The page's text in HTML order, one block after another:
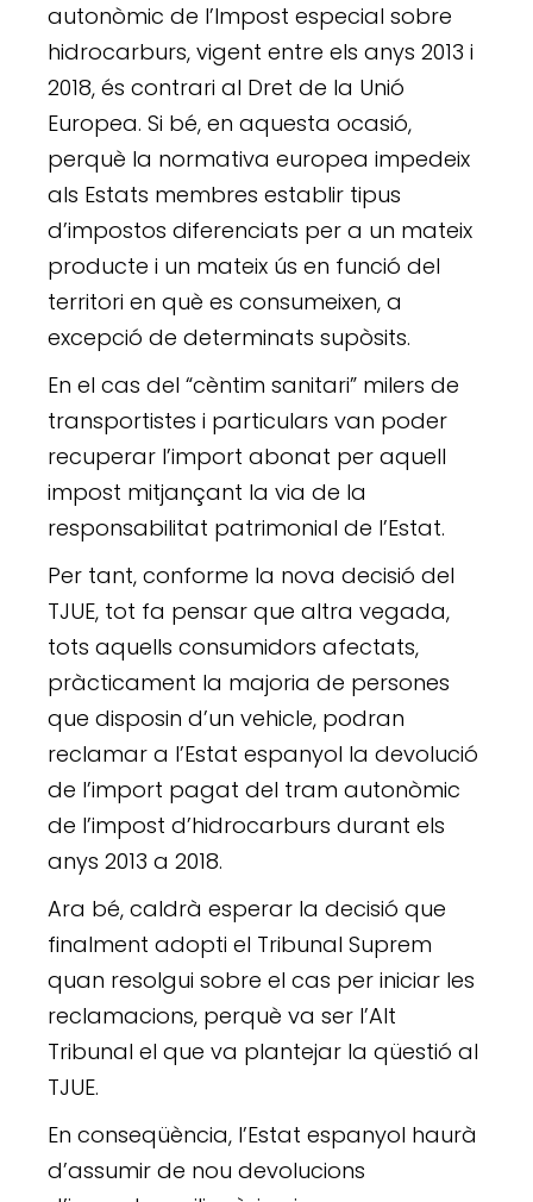
autonòmic de l’Impost especial sobre
hidrocarburs, vigent entre els anys 2013 i
2018, és contrari al Dret de la Unió
Europea. Si bé, en aquesta ocasió,
perquè la normativa europea impedeix
als Estats membres establir tipus
d’impostos diferenciats per a un mateix
producte i un mateix ús en funció del
territori en què es consumeixen, a
excepció de determinats supòsits.
En el cas del “cèntim sanitari” milers de
transportistes i particulars van poder
recuperar l’import abonat per aquell
impost mitjançant la via de la
responsabilitat patrimonial de l’Estat.
Per tant, conforme la nova decisió del
TJUE, tot fa pensar que altra vegada,
tots aquells consumidors afectats,
pràcticament la majoria de persones
que disposin d’un vehicle, podran
reclamar a l’Estat espanyol la devolució
de l’import pagat del tram autonòmic
de l’impost d’hidrocarburs durant els
anys 2013 a 2018.
Ara bé, caldrà esperar la decisió que
finalment adopti el Tribunal Suprem
quan resolgui sobre el cas per iniciar les
reclamacions, perquè va ser l’Alt
Tribunal el que va plantejar la qüestió al
TJUE.
En conseqüència, l’Estat espanyol haurà
d’assumir de nou devolucions